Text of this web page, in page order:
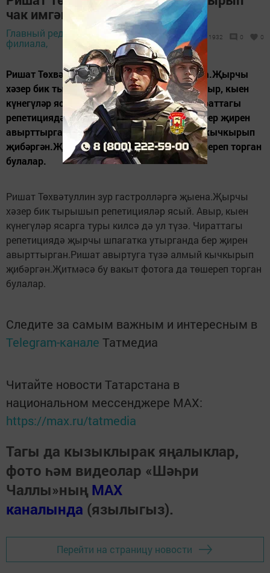
чак имгәнмәгән
Главный редактор
филиала,
26 сентябрь 2017 -
17:44
1932 0 0
Ришат Төхвәтуллин зур гастролләргә җыена.Җырчы
хәзер бик тырышып репетицияләр ясый. Авыр, кыен
күнегүләр ясарга туры килсә дә ул түзә. Чираттагы
репетициядә җырчы шпагатка утырганда бер җирен
авырттырган.Ришат авыртуга түзә алмый кычкырып
җибәргән.Җитмәсә бу вакыт фотога да төшереп торган
булалар.
Ришат Төхвәтуллин зур гастролләргә җыена.Җырчы
хәзер бик тырышып репетицияләр ясый. Авыр, кыен
күнегүләр ясарга туры килсә дә ул түзә. Чираттагы
репетициядә җырчы шпагатка утырганда бер җирен
авырттырган.Ришат авыртуга түзә алмый кычкырып
җибәргән.Җитмәсә бу вакыт фотога да төшереп торган
булалар.
Следите за самым важным и интересным в
Telegram-канале Татмедиа
Читайте новости Татарстана в
национальном мессенджере MАХ:
https://max.ru/tatmedia
Тагы да кызыклырак яңалыклар,
фото һәм видеолар «Шәһри
Чаллы»ның MAX
каналында (язылыгыз).
Перейти на страницу новости